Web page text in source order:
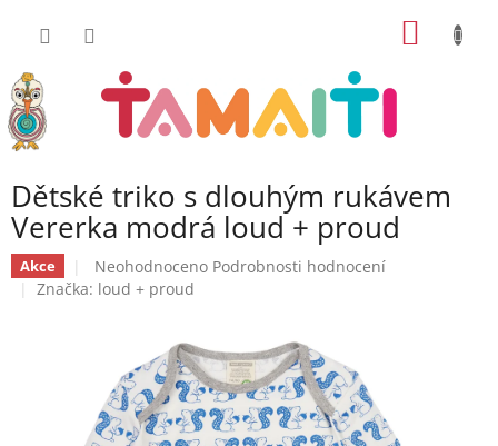
Dětské triko s dlouhým rukávem
Vererka modrá loud + proud
Akce
Průměrné
hodnocení
hvězdiček.
Neohodnoceno Podrobnosti hodnocení
Značka: loud + proud